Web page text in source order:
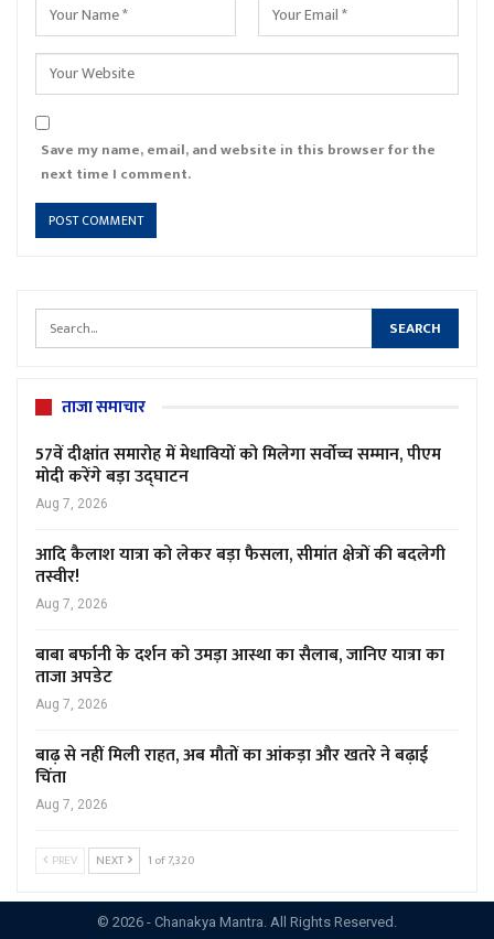
Save my name, email, and website in this browser for the
next time I comment.
ताजा समाचार
57वें दीक्षांत समारोह में मेधावियों को मिलेगा सर्वोच्च सम्मान, पीएम
मोदी करेंगे बड़ा उद्घाटन
Aug 7, 2026
आदि कैलाश यात्रा को लेकर बड़ा फैसला, सीमांत क्षेत्रों की बदलेगी
तस्वीर!
Aug 7, 2026
बाबा बर्फानी के दर्शन को उमड़ा आस्था का सैलाब, जानिए यात्रा का
ताजा अपडेट
Aug 7, 2026
बाढ़ से नहीं मिली राहत, अब मौतों का आंकड़ा और खतरे ने बढ़ाई
चिंता
Aug 7, 2026
PREV NEXT 1 of 7,320
© 2026 - Chanakya Mantra. All Rights Reserved.